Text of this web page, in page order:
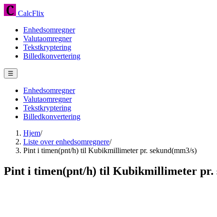
CalcFlix
Enhedsomregner
Valutaomregner
Tekstkryptering
Billedkonvertering
☰
Enhedsomregner
Valutaomregner
Tekstkryptering
Billedkonvertering
Hjem/
Liste over enhedsomregnere/
Pint i timen(pnt/h) til Kubikmillimeter pr. sekund(mm3/s)
Pint i timen(pnt/h) til Kubikmillimeter pr.